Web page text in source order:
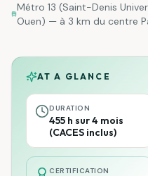
Métro 13 (Saint-Denis
Ouen) — à 3 km du centre
AT A GLANCE
DURATION
455 h sur 4 mois
(CACES inclus)
CERTIFICATION